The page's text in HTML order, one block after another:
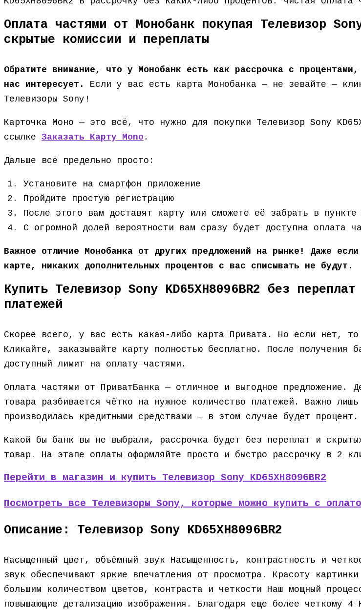
Оплата частями от Монобанк покупая Телевизор
скрытые комиссии и переплаты
Обратите внимание, что у Монобанк есть как рассрочка с
нас интересует.
Если у вас есть карта Монобанка — не зевайте —
Телевизоры Sony!
Карточка Моно — это всё, что нужно для покупки Телевизор Sony
ссылке Заказать Карту Mono .
Дальше всё предельно просто:
Установите на смартфон приложение
Пройдите простую регистрацию
После этого вам доставят карту или сможете её забрать в пункте
С огромной долей вероятности вам сразу будет доступна оплата
Важное отличие Монобанка от других предложений на рынке! Даже
карте, никаких дополнительных процентов с вас списывать не будут.
Купить Телевизор Sony KD65XH8096BR2 без
платежей
Скорее всего, у вас есть какая-либо карта Привата. Но если нет,
Кликайте, заказывайте карту полностью бесплатно. После получения
доступный лимит на оплату частями.
Оплата частями от ПриватБанка — отличное и выгодное предложение.
товара разбивается чётко на нужное количество платежей. Важно
производилась кредитными средствами — в этом случае будет процент.
Какой бы банк вы не выбрали, рассрочка будет без переплат и
товар. На этапе оплаты оформляйте просто и быстро рассрочку в 2
Перейти в магазин и купить Телевизор Sony KD65XH8096BR2
Посмотреть все Телевизоры Sony, которые можно купить с
Описание: Телевизор Sony KD65XH8096BR2
Насыщенный цвет, объёмный звук Насыщенность, контрастность и
звук обеспечивают яркие впечатления от просмотра. Красоту
большим количеством цветов, контраста и четкости Наш мощный
повышающие детализацию изображения. Благодаря еще более четкому